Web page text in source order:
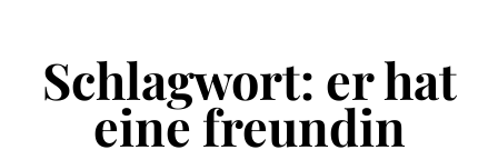
Schlagwort: er hat
eine freundin